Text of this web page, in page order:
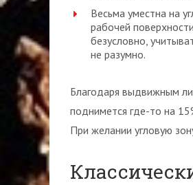
Весьма уместна на
рабочей
безусловно,
не разумно.
Благодаря выдвижным
поднимется где-то на
При желании угловую